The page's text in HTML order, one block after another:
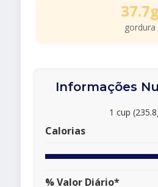
gordura
Informações
1 cup
Calorias
% Valor Diário*